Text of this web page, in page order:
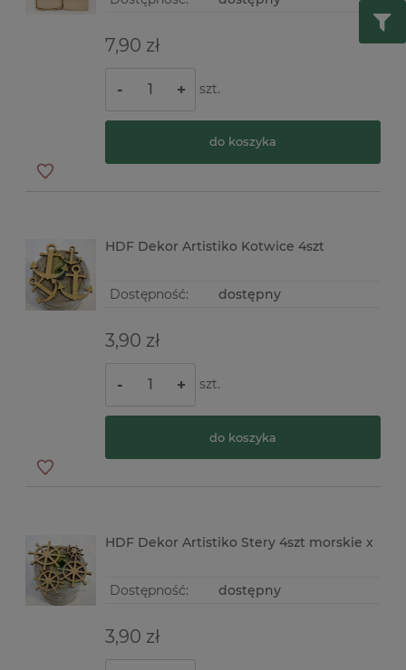
7,90 zł
- + szt.
do koszyka
HDF Dekor Artistiko Kotwice 4szt
Dostępność: dostępny
3,90 zł
- + szt.
do koszyka
HDF Dekor Artistiko Stery 4szt morskie x
Dostępność: dostępny
3,90 zł